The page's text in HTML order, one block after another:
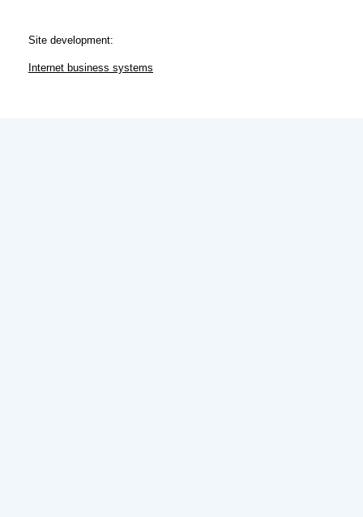
Site development:
Internet business systems